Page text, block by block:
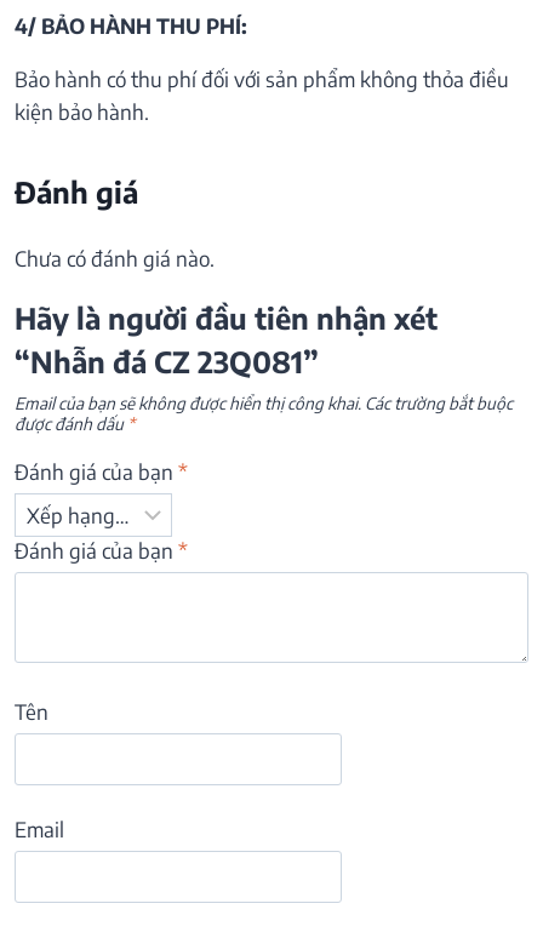
4/ BẢO HÀNH THU PHÍ:
Bảo hành có thu phí đối với sản phẩm không thỏa điều
kiện bảo hành.
Đánh giá
Chưa có đánh giá nào.
Hãy là người đầu tiên nhận xét
“Nhẫn đá CZ 23Q081”
Email của bạn sẽ không được hiển thị công khai. Các trường bắt buộc
được đánh dấu *
Đánh giá của bạn *
Đánh giá của bạn *
Tên
Email